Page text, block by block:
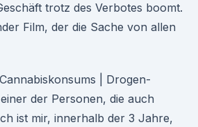
trotz des Verbotes boomt.
Film, der die Sache von allen
| Drogen-
der Personen, die auch
ist mir, innerhalb der 3 Jahre,